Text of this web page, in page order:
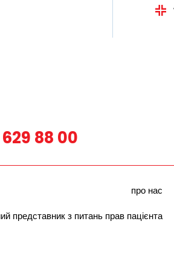
629 88 00
про нас
представник з питань прав пацієнта